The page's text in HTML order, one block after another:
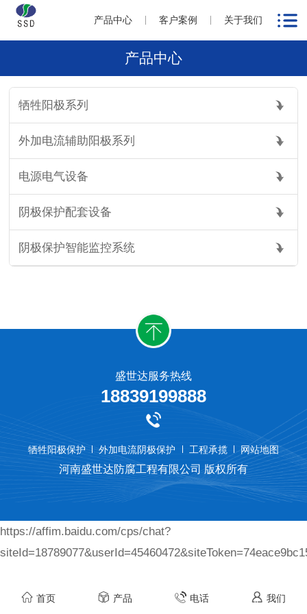
产品中心 客户案例 关于我们
产品中心
牺牲阳极系列
外加电流辅助阳极系列
电源电气设备
阴极保护配套设备
阴极保护智能监控系统
盛世达服务热线
18839199888
牺牲阳极保护 外加电流阴极保护 工程承揽 网站地图
河南盛世达防腐工程有限公司 版权所有
首页 产品 电话 我们
https://affim.baidu.com/cps/chat?